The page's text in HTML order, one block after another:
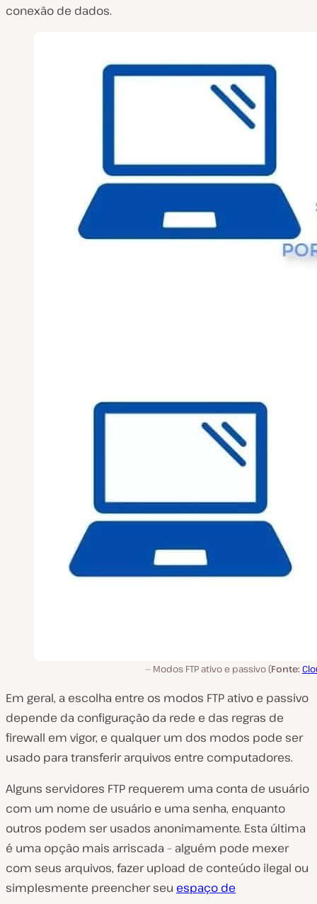
conexão de dados.
Modos FTP ativo e passivo (Fonte:
Em geral, a escolha entre os modos FTP ativo e passivo
depende da configuração da rede e das regras de
firewall em vigor, e qualquer um dos modos pode ser
usado para transferir arquivos entre computadores.
Alguns servidores FTP requerem uma conta de usuário
com um nome de usuário e uma senha, enquanto
outros podem ser usados anonimamente. Esta última
é uma opção mais arriscada – alguém pode mexer
com seus arquivos, fazer upload de conteúdo ilegal ou
simplesmente preencher seu espaço de